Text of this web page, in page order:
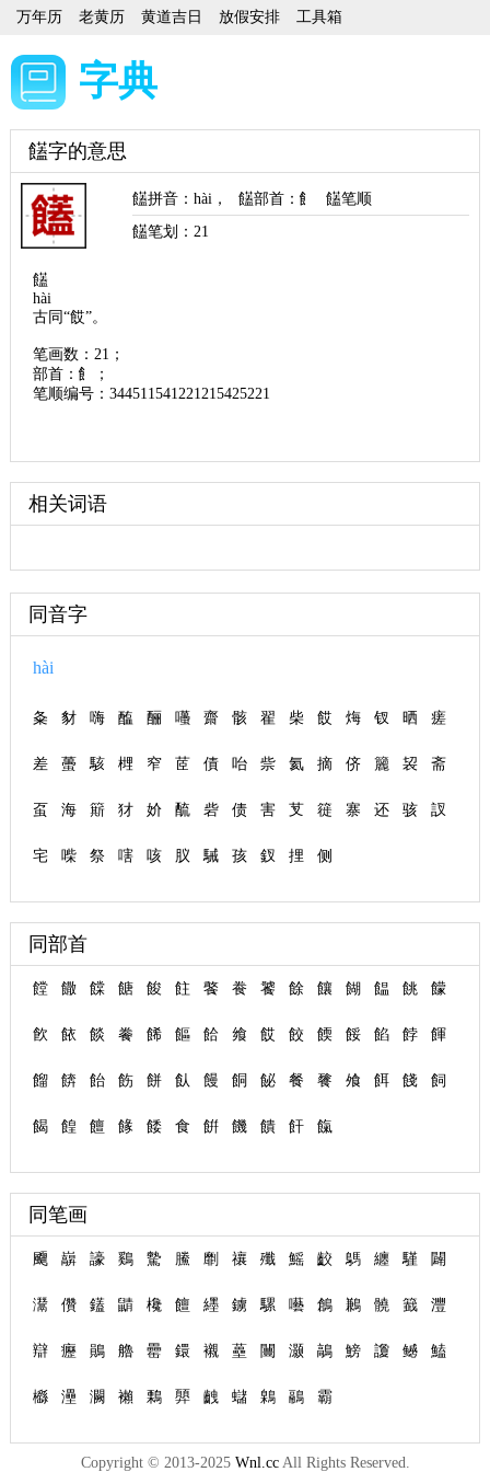
万年历 老黄历 黄道吉日 放假安排 工具箱
字典
饚字的意思
饚拼音 ：hài ， 饚部首 ：飠
饚笔顺
饚笔划： 21
饚
hài
古同“餀”。
笔画数：21；
部首：飠；
笔顺编号：344511541221215425221
相关词语
同音字
hài
夈 豺 嗨 醢 酾 囆 齋 骸 翟 柴 餀 烸 钗 晒 瘥
差 蠆 駭 榸 窄 茝 債 咍 祡 氦 摘 侪 籭 袃 斋
虿 海 簛 犲 妎 酼 砦 债 害 芆 簁 寨 还 骇 訍
宅 喍 祭 嗐 咳 肞 駴 孩 釵 捚 侧
同部首
饄 饊 饓 餹 餕 飳 饏 飬 饕 餘 饟 餬 饂 餆 饛
飮 餏 餤 餋 餙 饇 餄 飨 餀 餃 餪 餒 餡 餑 餫
餾 餴 飴 飭 餅 飤 饅 餇 飶 餐 餮 飧 餌 餞 飼
餲 餭 饘 餯 餧 食 餠 饑 饋 飦 餼
同笔画
飅 巐 譹 鷄 驇 鰧 劘 禳 殲 鰩 齩 鷌 纏 騹 闢
灊 儹 鑉 鼱 欃 饘 纆 鐪 騾 囈 鶬 鶼 髐 籖 灃
辯 癧 鶰 艪 罍 鐶 襯 蘲 闦 灏 鶮 鰟 讂 鳡 鰪
櫾 灅 灍 襰 鷅 顨 齥 蠩 鷍 鷊 霸
Copyright © 2013-2025 Wnl.ccAll Rights Reserved.